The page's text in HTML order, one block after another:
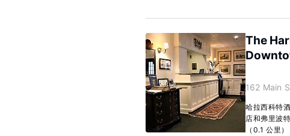
The
162 Main
哈拉西科特
店和弗里波
（0.1 公里